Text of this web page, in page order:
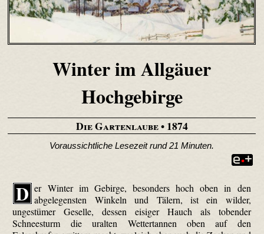
Winter im Allgäuer
Hochgebirge
Die Gartenlaube• 1874
Voraussichtliche Lesezeit rund 21 Minuten.
D er Winter im Gebirge, besonders hoch oben in den
abgelegensten Winkeln und Tälern, ist ein wilder,
ungestümer Geselle, dessen eisiger Hauch als tobender
Schneesturm die uralten Wettertannen oben auf den